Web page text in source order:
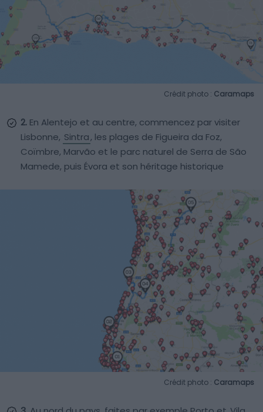
Crédit photo : Caramaps
2. En Alentejo et au centre, commencez par visiter
Lisbonne, Sintra, les plages de Figueira da Foz,
Coïmbre, Marvão et le parc naturel de Serra de São
Mamede, puis Évora et son héritage historique
Crédit photo : Caramaps